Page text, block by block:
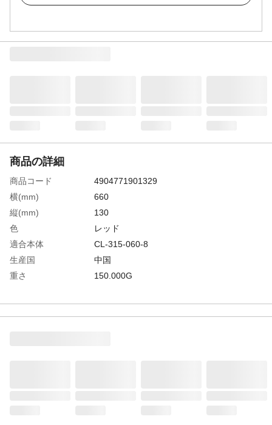
商品の詳細
商品コード
4904771901329
横(mm)
660
縦(mm)
130
色
レッド
適合本体
CL-315-060-8
生産国
中国
重さ
150.000G